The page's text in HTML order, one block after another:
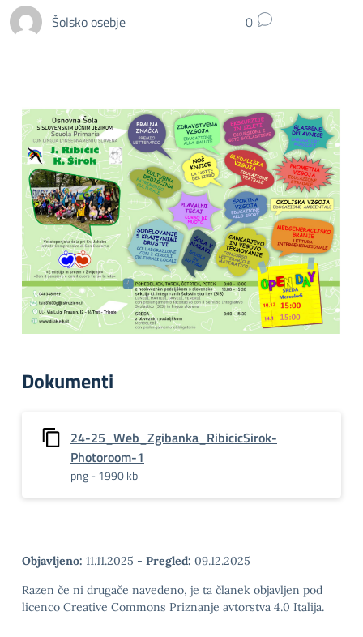
Šolsko osebje 0
Dokumenti
24-25_Web_Zgibanka_RibicicSirok-
Photoroom-1
png - 1990 kb
Objavljeno: 11.11.2025 - Pregled: 09.12.2025
Razen če ni drugače navedeno, je ta članek objavljen pod
licenco Creative Commons Priznanje avtorstva 4.0 Italija.